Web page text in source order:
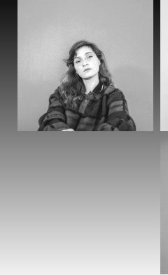
"חברים: ההסכת" בכאן
"מרחב מוגן" של כאן
"ללא הפסקה –
יפו".
אקדמיה לאמנות ועיצוב,
המסך.
במציאות מדומה.